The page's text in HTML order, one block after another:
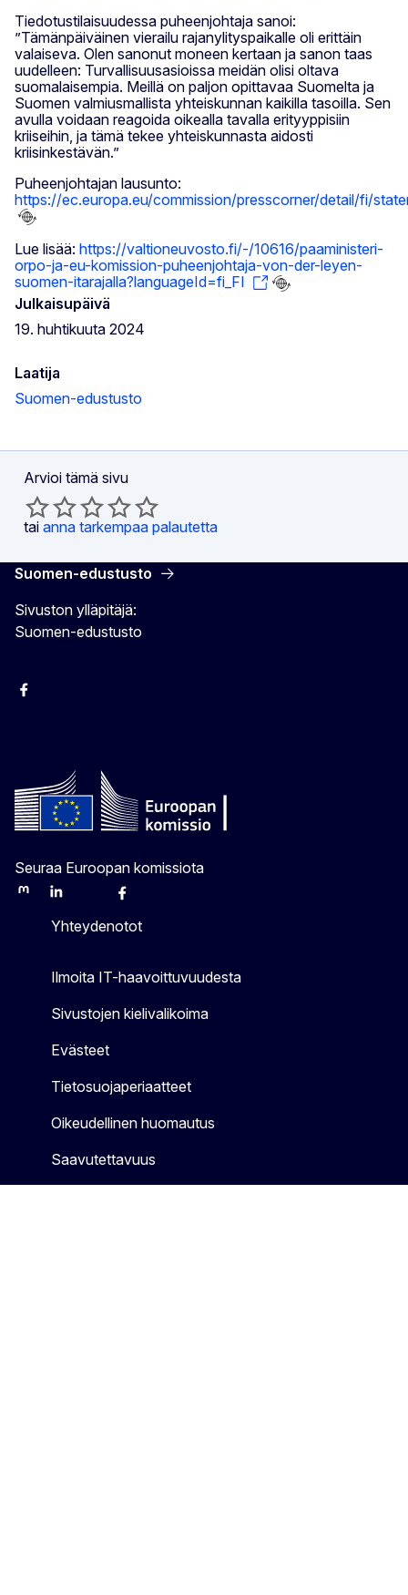
Tiedotustilaisuudessa puheenjohtaja sanoi:
”Tämänpäiväinen vierailu rajanylityspaikalle oli erittäin
valaiseva. Olen sanonut moneen kertaan ja sanon taas
uudelleen: Turvallisuusasioissa meidän olisi oltava
suomalaisempia. Meillä on paljon opittavaa Suomelta ja
Suomen valmiusmallista yhteiskunnan kaikilla tasoilla. Sen
avulla voidaan reagoida oikealla tavalla erityyppisiin
kriiseihin, ja tämä tekee yhteiskunnasta aidosti
kriisinkestävän.”
Puheenjohtajan lausunto:
https://ec.europa.eu/commission/presscorner/detail/fi/
Lue lisää: https://valtioneuvosto.fi/-/10616/paaministeri-
orpo-ja-eu-komission-puheenjohtaja-von-der-leyen-
suomen-itarajalla?languageId=fi_FI
Julkaisupäivä
19. huhtikuuta 2024
Laatija
Suomen-edustusto
Arvioi tämä sivu
tai anna tarkempaa palautetta
Suomen-edustusto
Sivuston ylläpitäjä:
Suomen-edustusto
Facebook
Seuraa Euroopan komissiota
MastodonLinkedInBlueskyFacebook
Yhteydenotot
Ilmoita IT-haavoittuvuudesta
Sivustojen kielivalikoima
Evästeet
Tietosuojaperiaatteet
Oikeudellinen huomautus
Saavutettavuus